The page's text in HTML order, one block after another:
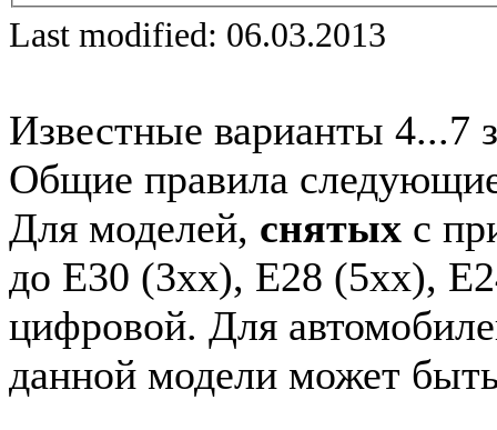
Last modified: 06.03.2013
Известные варианты 4...7
Общие правила
Для моделей, снятых с
до E30 (3xx), E28 (5xx),
цифровой. Для
данной модели может